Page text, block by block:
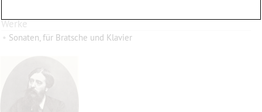
Werke
• Sonaten, für Bratsche und Klavier